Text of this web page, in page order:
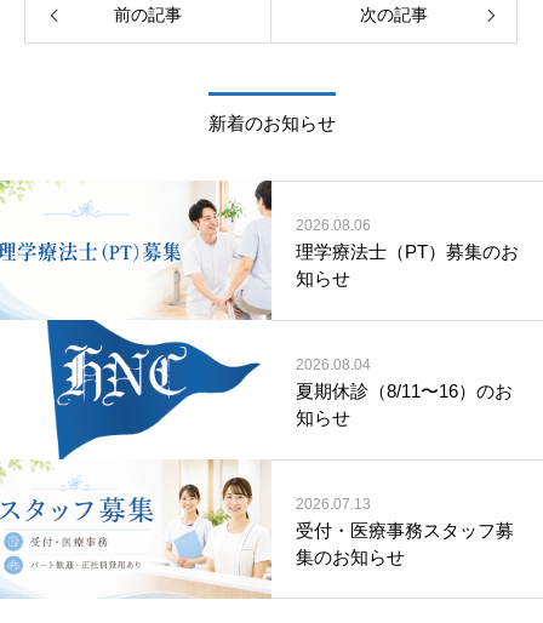
前の記事 次の記事
新着のお知らせ
2026.08.06
理学療法士（PT）募集のお
知らせ
2026.08.04
夏期休診（8/11〜16）のお
知らせ
2026.07.13
受付・医療事務スタッフ募
集のお知らせ